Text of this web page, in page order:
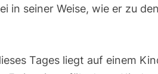
in seiner Weise, wie er zu
Tages liegt auf einem